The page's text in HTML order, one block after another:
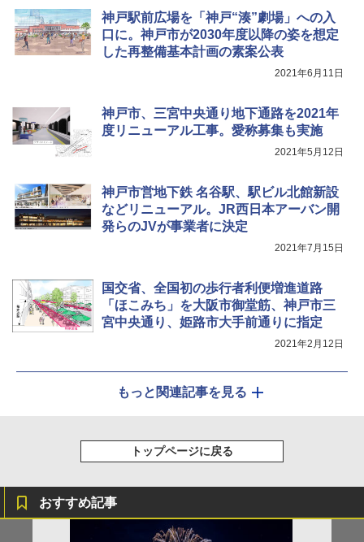
X 2人用 3人用 キャンプ アウトドア フェス
収納 コンパクト 簡単設営 カンガルーテント
ソロキャンプ ソロテント
USB充電式 高精度 超長距離照射 長時間使用
可能 安全ロック付き 高安全性 金属製耐久 コ
ンパクト多機能設計 持ち運び便利 アウトド
ア/オフィス/教育現場/展示会用 緑
神戸駅前広場を「神戸“湊”劇場」への入
口に。神戸市が2030年度以降の姿を想定
した再整備基本計画の素案公表
2021年6月11日
神戸市、三宮中央通り地下通路を2021年
度リニューアル工事。愛称募集も実施
2021年5月12日
神戸市営地下鉄 名谷駅、駅ビル北館新設
などリニューアル。JR西日本アーバン開
発らのJVが事業者に決定
2021年7月15日
国交省、全国初の歩行者利便増進道路
「ほこみち」を大阪市御堂筋、神戸市三
宮中央通り、姫路市大手前通りに指定
2021年2月12日
もっと関連記事を見る
トップページに戻る
おすすめ記事